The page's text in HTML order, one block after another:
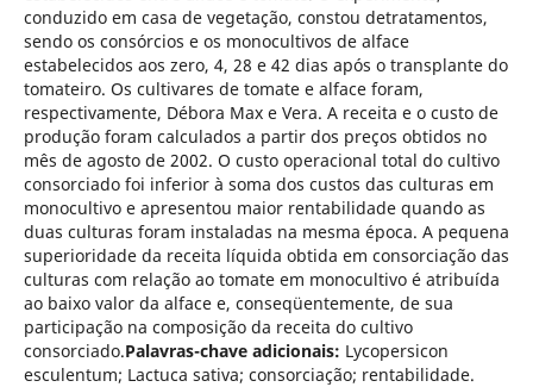
conduzido em casa de vegetação, constou detratamentos,
sendo os consórcios e os monocultivos de alface
estabelecidos aos zero, 4, 28 e 42 dias após o transplante do
tomateiro. Os cultivares de tomate e alface foram,
respectivamente, Débora Max e Vera. A receita e o custo de
produção foram calculados a partir dos preços obtidos no
mês de agosto de 2002. O custo operacional total do cultivo
consorciado foi inferior à soma dos custos das culturas em
monocultivo e apresentou maior rentabilidade quando as
duas culturas foram instaladas na mesma época. A pequena
superioridade da receita líquida obtida em consorciação das
culturas com relação ao tomate em monocultivo é atribuída
ao baixo valor da alface e, conseqüentemente, de sua
participação na composição da receita do cultivo
consorciado.Palavras-chave adicionais: Lycopersicon
esculentum; Lactuca sativa; consorciação; rentabilidade.